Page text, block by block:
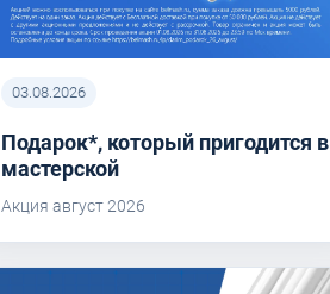
03.08.2026
Подарок*, который пригодится в
мастерской
Акция август 2026